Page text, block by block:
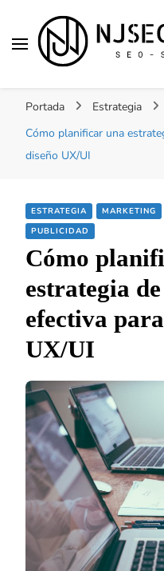
personal,
Portada
Estrategia
Cómo planificar una
diseño UX/UI
ESTRATEGIA MARKETING
PUBLICIDAD
Cómo
estrategia
efectiva
UX/UI